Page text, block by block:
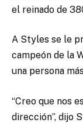
el reinado de
A Styles se le
campeón de la
una persona
“Creo que nos
dirección”, dijo